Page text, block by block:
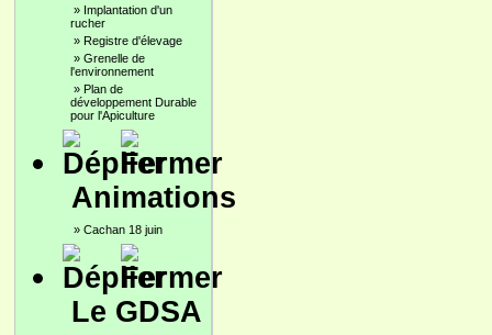
» Implantation d'un
rucher
» Registre d'élevage
» Grenelle de
l'environnement
» Plan de
développement Durable
pour l'Apiculture
Animations
» Cachan 18 juin
Le GDSA